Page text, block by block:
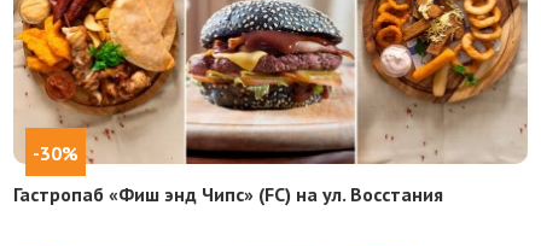
-30%
Гастропаб «Фиш энд Чипс» (FC) на ул. Восстания